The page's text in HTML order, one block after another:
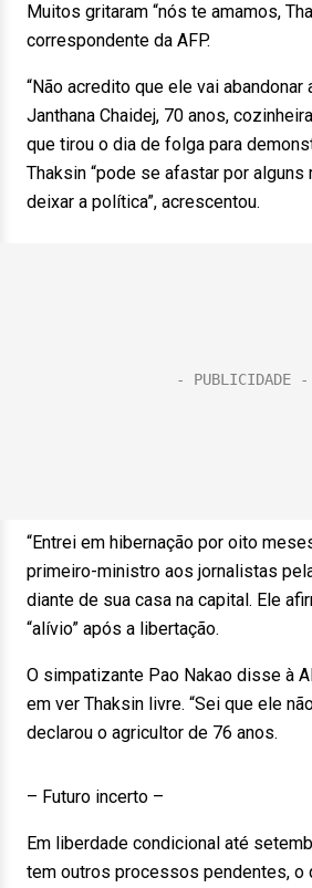
Muitos gritaram “nós te amamos,
correspondente da AFP.
“Não acredito que ele vai abandonar
Janthana Chaidej, 70 anos,
que tirou o dia de folga para
Thaksin “pode se afastar por alguns
deixar a política”, acrescentou.
“Entrei em hibernação por oito
primeiro-ministro aos jornalistas
diante de sua casa na capital. Ele
“alívio” após a libertação.
O simpatizante Pao Nakao disse à
em ver Thaksin livre. “Sei que ele
declarou o agricultor de 76 anos.
– Futuro incerto –
Em liberdade condicional até
tem outros processos pendentes, o